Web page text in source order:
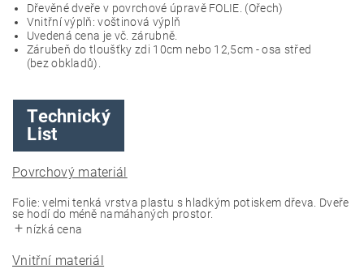
Dřevěné dveře v povrchové úpravě FOLIE. (Ořech)
Vnitřní výplň: voštinová výplň
Uvedená cena je vč. zárubně.
Zárubeň do tloušťky zdi 10cm nebo 12,5cm - osa střed
(bez obkladů).
Technický
List
Povrchový materiál
Folie: velmi tenká vrstva plastu s hladkým potiskem dřeva. Dveře
se hodí do méně namáhaných prostor.
nízká cena
Vnitřní materiál